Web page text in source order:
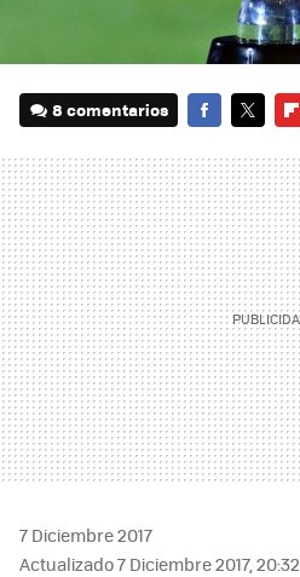
8 comentarios
7 Diciembre 2017
Actualizado 7 Diciembre 2017, 20:32